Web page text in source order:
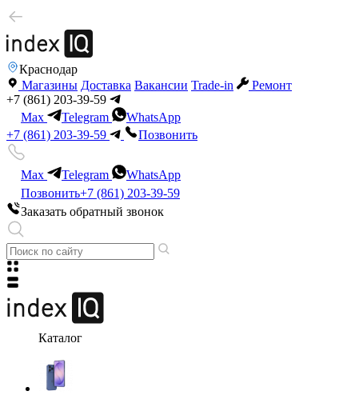
Краснодар
Магазины Доставка Вакансии Trade-in
Ремонт
+7 (861) 203-39-59
Max
Telegram
WhatsApp
+7 (861) 203-39-59
Позвонить
Max Telegram
WhatsApp
Позвонить+7 (861) 203-39-59
Заказать обратный звонок
Каталог